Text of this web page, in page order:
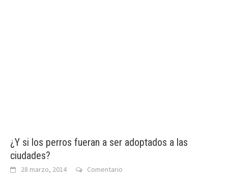
¿Y si los perros fueran a ser adoptados a las
ciudades?
28 marzo, 2014 Comentario